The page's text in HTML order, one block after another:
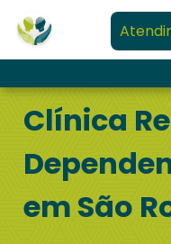
Clínica
em São